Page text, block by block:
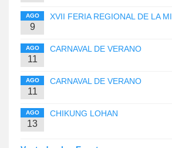
AGO
9
XVII FERIA REGIONAL DE LA
AGO
11
CARNAVAL DE VERANO
AGO
11
CARNAVAL DE VERANO
AGO
13
CHIKUNG LOHAN